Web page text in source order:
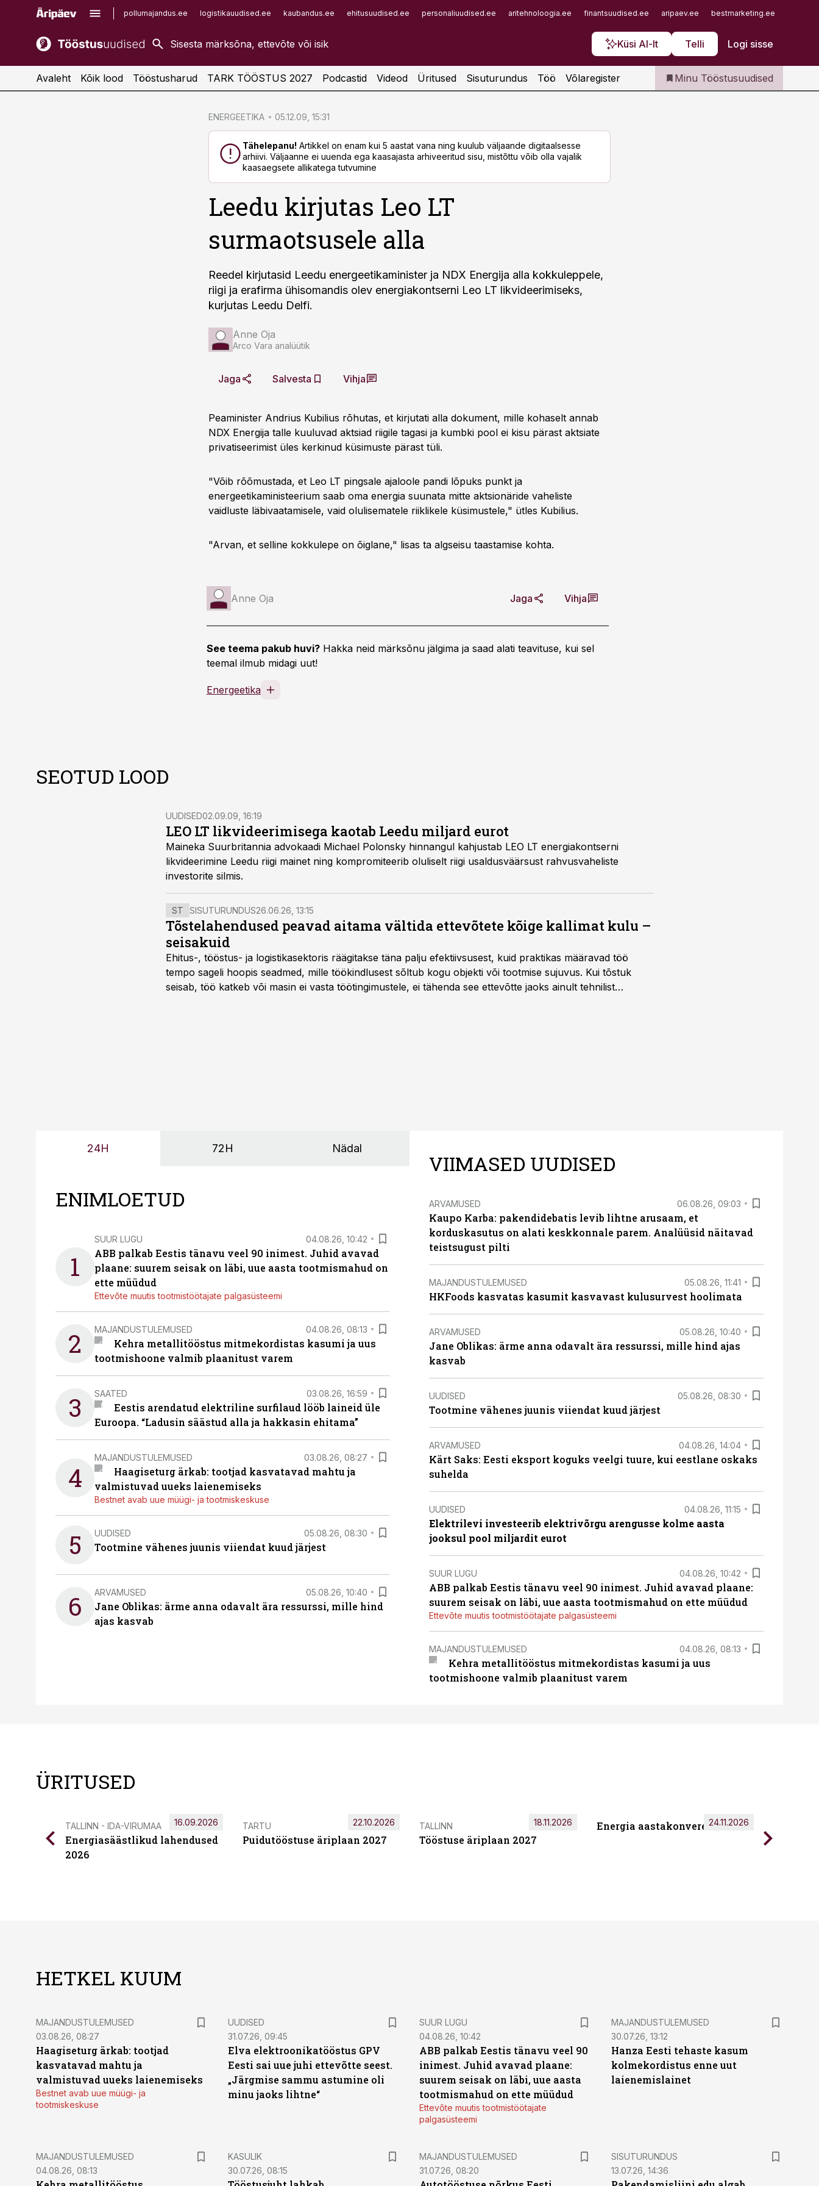
pollumajandus.ee logistikauudised.ee kaubandus.ee ehitusuudised.ee personaliuudised.ee aritehnoloogia.ee finantsuudised.ee aripaev.ee bestmarketing.ee
Küsi AI-lt Telli Logi sisse
kaubandus.ee
kinnisvarauudised.ee
imelineajalugu.ee
Infopank
Iseteenindus
Telli Tööstusuudised
Avaleht Kõik lood Tööstusharud TARK TÖÖSTUS 2027 Podcastid Videod Üritused Sisuturundus Töö Võlaregister Minu Tööstusuudised
ENERGEETIKA 05.12.09, 15:31
Tähelepanu! Artikkel on enam kui 5 aastat vana ning kuulub väljaande digitaalsesse
arhiivi. Väljaanne ei uuenda ega kaasajasta arhiveeritud sisu, mistõttu võib olla vajalik
kaasaegsete allikatega tutvumine
Leedu kirjutas Leo LT
surmaotsusele alla
Reedel kirjutasid Leedu energeetikaminister ja NDX Energija alla kokkuleppele,
riigi ja erafirma ühisomandis olev energiakontserni Leo LT likvideerimiseks,
kurjutas Leedu Delfi.
Anne Oja
Arco Vara analüütik
Jaga Salvesta Vihja
Peaminister Andrius Kubilius rõhutas, et kirjutati alla dokument, mille kohaselt annab
NDX Energija talle kuuluvad aktsiad riigile tagasi ja kumbki pool ei kisu pärast aktsiate
privatiseerimist üles kerkinud küsimuste pärast tüli.
"Võib rõõmustada, et Leo LT pingsale ajaloole pandi lõpuks punkt ja
energeetikaministeerium saab oma energia suunata mitte aktsionäride vaheliste
vaidluste läbivaatamisele, vaid olulisematele riiklikele küsimustele," ütles Kubilius.
"Arvan, et selline kokkulepe on õiglane," lisas ta algseisu taastamise kohta.
Anne Oja Jaga Vihja
See teema pakub huvi? Hakka neid märksõnu jälgima ja saad alati teavituse, kui sel
teemal ilmub midagi uut!
Energeetika
SEOTUD LOOD
UUDISED02.09.09, 16:19
LEO LT likvideerimisega kaotab Leedu miljard eurot
Maineka Suurbritannia advokaadi Michael Polonsky hinnangul kahjustab LEO LT energiakontserni
likvideerimine Leedu riigi mainet ning kompromiteerib oluliselt riigi usaldusväärsust rahvusvaheliste
investorite silmis.
ST SISUTURUNDUS26.06.26, 13:15
Tõstelahendused peavad aitama vältida ettevõtete kõige kallimat kulu –
seisakuid
Ehitus-, tööstus- ja logistikasektoris räägitakse täna palju efektiivsusest, kuid praktikas määravad töö
tempo sageli hoopis seadmed, mille töökindlusest sõltub kogu objekti või tootmise sujuvus. Kui tõstuk
seisab, töö katkeb või masin ei vasta töötingimustele, ei tähenda see ettevõtte jaoks ainult tehnilist
24H 72H Nädal
ENIMLOETUD
1
SUUR LUGU 04.08.26, 10:42
ABB palkab Eestis tänavu veel 90 inimest. Juhid avavad
plaane: suurem seisak on läbi, uue aasta tootmismahud on
ette müüdud
Ettevõte muutis tootmistöötajate palgasüsteemi
2 MAJANDUSTULEMUSED 04.08.26, 08:13
Kehra metallitööstus mitmekordistas kasumi ja uus
tootmishoone valmib plaanitust varem
3 SAATED 03.08.26, 16:59
Eestis arendatud elektriline surfilaud lööb laineid üle
Euroopa. “Ladusin säästud alla ja hakkasin ehitama”
4
MAJANDUSTULEMUSED 03.08.26, 08:27
Haagiseturg ärkab: tootjad kasvatavad mahtu ja
valmistuvad uueks laienemiseks
Bestnet avab uue müügi- ja tootmiskeskuse
5 UUDISED 05.08.26, 08:30
Tootmine vähenes juunis viiendat kuud järjest
6 ARVAMUSED 05.08.26, 10:40
Jane Oblikas: ärme anna odavalt ära ressurssi, mille hind
ajas kasvab
VIIMASED UUDISED
ARVAMUSED 06.08.26, 09:03
Kaupo Karba: pakendidebatis levib lihtne arusaam, et
korduskasutus on alati keskkonnale parem. Analüüsid näitavad
teistsugust pilti
MAJANDUSTULEMUSED 05.08.26, 11:41
HKFoods kasvatas kasumit kasvavast kulusurvest hoolimata
ARVAMUSED 05.08.26, 10:40
Jane Oblikas: ärme anna odavalt ära ressurssi, mille hind ajas
kasvab
UUDISED 05.08.26, 08:30
Tootmine vähenes juunis viiendat kuud järjest
ARVAMUSED 04.08.26, 14:04
Kärt Saks: Eesti eksport koguks veelgi tuure, kui eestlane oskaks
suhelda
UUDISED 04.08.26, 11:15
Elektrilevi investeerib elektrivõrgu arengusse kolme aasta
jooksul pool miljardit eurot
SUUR LUGU 04.08.26, 10:42
ABB palkab Eestis tänavu veel 90 inimest. Juhid avavad plaane:
suurem seisak on läbi, uue aasta tootmismahud on ette müüdud
Ettevõte muutis tootmistöötajate palgasüsteemi
MAJANDUSTULEMUSED 04.08.26, 08:13
Kehra metallitööstus mitmekordistas kasumi ja uus
tootmishoone valmib plaanitust varem
ÜRITUSED
TALLINN - IDA-VIRUMAA
Energiasäästlikud lahendused
2026
16.09.2026 TARTU
Puidutööstuse äriplaan 2027
22.10.2026 TALLINN
Tööstuse äriplaan 2027
18.11.2026 Energia aastakonverents 2026
24.11.2026
HETKEL KUUM
MAJANDUSTULEMUSED
03.08.26, 08:27
Haagiseturg ärkab: tootjad
kasvatavad mahtu ja
valmistuvad uueks laienemiseks
Bestnet avab uue müügi- ja
tootmiskeskuse
UUDISED
31.07.26, 09:45
Elva elektroonikatööstus GPV
Eesti sai uue juhi ettevõtte seest.
„Järgmise sammu astumine oli
minu jaoks lihtne“
SUUR LUGU
04.08.26, 10:42
ABB palkab Eestis tänavu veel 90
inimest. Juhid avavad plaane:
suurem seisak on läbi, uue aasta
tootmismahud on ette müüdud
Ettevõte muutis tootmistöötajate
palgasüsteemi
MAJANDUSTULEMUSED
30.07.26, 13:12
Hanza Eesti tehaste kasum
kolmekordistus enne uut
laienemislainet
MAJANDUSTULEMUSED
04.08.26, 08:13
KASULIK
30.07.26, 08:15
MAJANDUSTULEMUSED
31.07.26, 08:20
ST
SISUTURUNDUS
13.07.26, 14:36